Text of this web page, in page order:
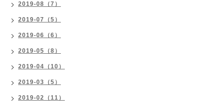
2019-08（7）
2019-07（5）
2019-06（6）
2019-05（8）
2019-04（10）
2019-03（5）
2019-02（11）